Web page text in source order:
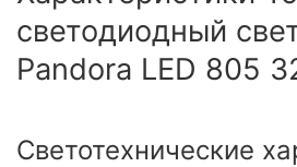
светодиодный
Pandora LED 805
Светотехнические